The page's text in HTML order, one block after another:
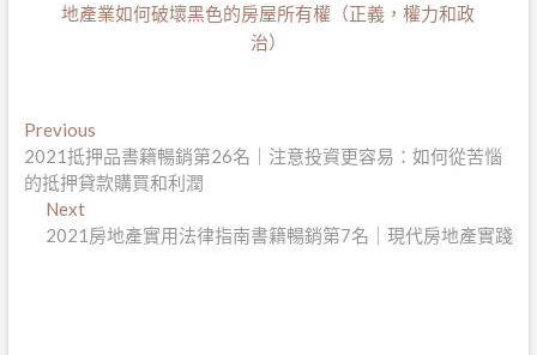
地產業如何破壞黑色的房屋所有權（正義，權力和政
治）
文
章
導
覽
PreviousPrevious
post:
2021抵押品書籍暢銷第26名｜注意投資更容易：如何從苦惱
的抵押貸款購買和利潤
NextNext
post:
2021房地產實用法律指南書籍暢銷第7名｜現代房地產實踐